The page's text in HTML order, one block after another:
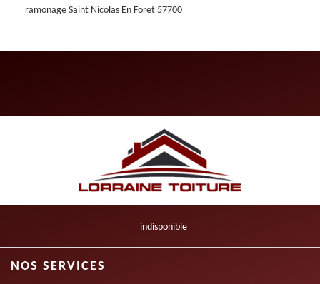
ramonage Saint Nicolas En Foret 57700
indisponible
NOS SERVICES